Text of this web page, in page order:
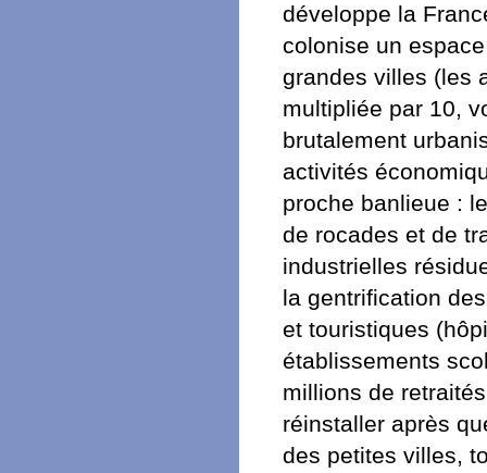
développe la
colonise un
grandes villes (les
multipliée par 10,
brutalement
activités
proche banlieue :
de rocades et de
industrielles
la gentrification
et touristiques
établissements
millions de
réinstaller après
des petites villes,